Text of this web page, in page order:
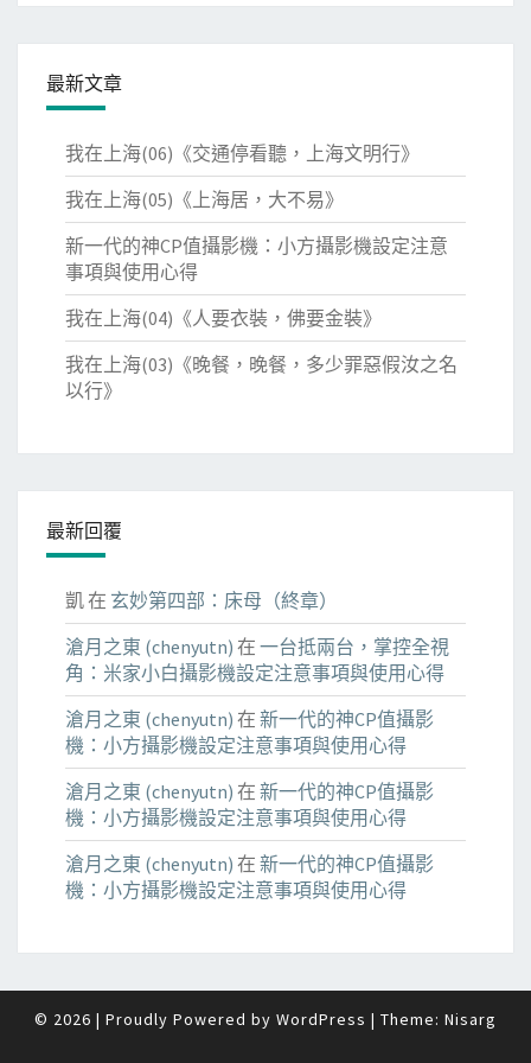
最新文章
我在上海(06)《交通停看聽，上海文明行》
我在上海(05)《上海居，大不易》
新一代的神CP值攝影機：小方攝影機設定注意
事項與使用心得
我在上海(04)《人要衣裝，佛要金裝》
我在上海(03)《晚餐，晚餐，多少罪惡假汝之名
以行》
最新回覆
凱在 玄妙第四部：床母（終章）
滄月之東 (chenyutn) 在 一台抵兩台，掌控全視
角：米家小白攝影機設定注意事項與使用心得
滄月之東 (chenyutn) 在 新一代的神CP值攝影
機：小方攝影機設定注意事項與使用心得
滄月之東 (chenyutn) 在 新一代的神CP值攝影
機：小方攝影機設定注意事項與使用心得
滄月之東 (chenyutn) 在 新一代的神CP值攝影
機：小方攝影機設定注意事項與使用心得
© 2026 | Proudly Powered by WordPress | Theme: Nisarg